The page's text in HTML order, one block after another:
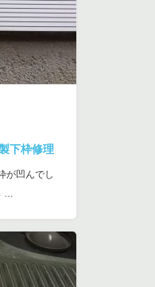
下枠修理
が凹んでし
…